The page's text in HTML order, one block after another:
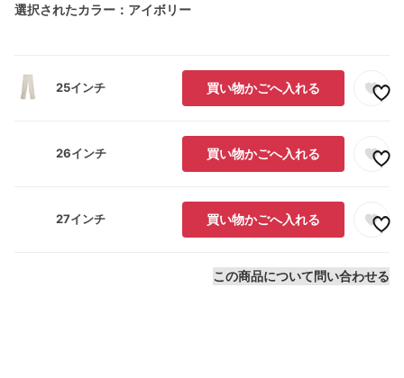
選択されたカラー：アイボリー
25インチ 買い物かごへ入れる
26インチ 買い物かごへ入れる
27インチ 買い物かごへ入れる
この商品について問い合わせる